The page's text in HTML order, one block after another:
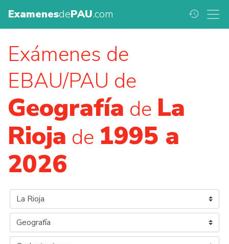
ExamenesdePAU.com history
Exámenes de
EBAU/PAU de
Geografía de La
Rioja de 1995 a
2026